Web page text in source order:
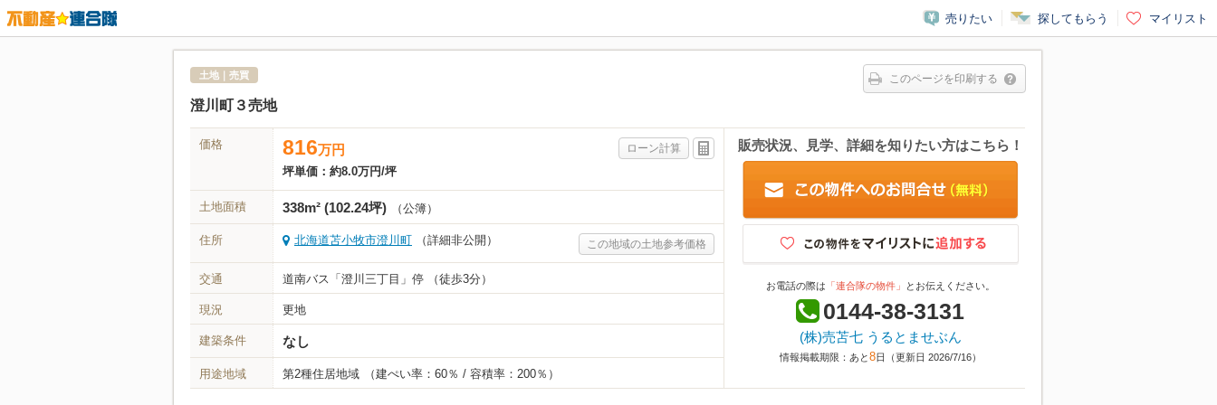
売りたい 探してもらう マイリスト
土地｜売買 このページを印刷する
澄川町３売地
価格 ローン計算
816万円
坪単価： 約8.0万円/坪
土地面積 338m² (102.24坪) （公簿）
住所 この地域の土地参考価格
北海道苫小牧市澄川町 （詳細非公開）
交通 道南バス「澄川三丁目」停 （徒歩3分）
現況 更地
建築条件 なし
用途地域 第2種住居地域 （建ぺい率：60％ / 容積率：200％）
販売状況、見学、詳細を知りたい方はこちら！
お電話の際は 「連合隊の物件」 とお伝えください。
0144-38-3131
(株)売苫七 うるとませぶん
情報掲載期限：あと8日（更新日 2026/7/16）